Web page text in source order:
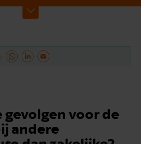
gevolgen voor de
andere